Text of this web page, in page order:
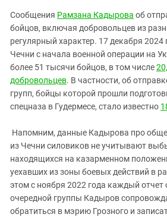
Сообщения Рамзана Кадырова об
бойцов, включая добровольцев из
регулярный характер. 17 декабря 2024
Чечни с начала военной операции на
более 51 тысячи бойцов, в том числе
добровольцев. В частности, об
групп, бойцы которой прошли
спецназа в Гудермесе, стало известно
Напомним, данные Кадырова про
из Чечни силовиков не учитывают
находящихся на казарменном
уехавших из зоны боевых действий в
этом с ноября 2022 года каждый отчет
очередной группы Кадыров
обратиться в мэрию Грозного и